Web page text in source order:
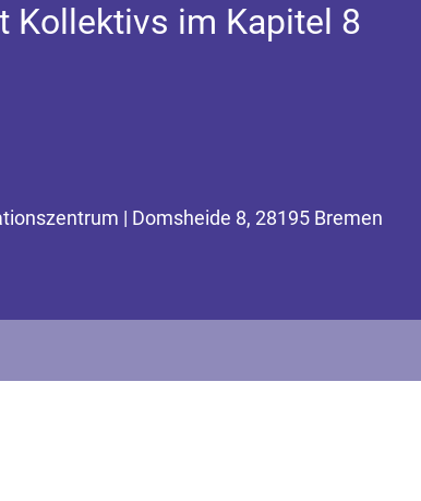
Kollektivs im Kapitel 8
| Domsheide 8, 28195 Bremen